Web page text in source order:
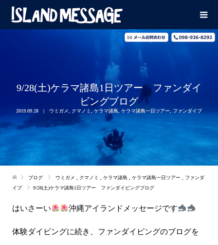
9/28(土)ケラマ諸島1日ツアー ファンダイ
ビングブログ
2019.09.28 ウミガメ クマノミ ケラマ諸島 ケラマ諸島一日ツアー ファンダイブ
ブログ ウミガメ クマノミ ケラマ諸島 ケラマ諸島一日ツアー
ファンダ
イブ
9/28(土)ケラマ諸島1日ツアー ファンダイビングブログ
はいさーい 沖縄アイランドメッセージです
体験ダイビングに続き、ファンダイビングのブログを